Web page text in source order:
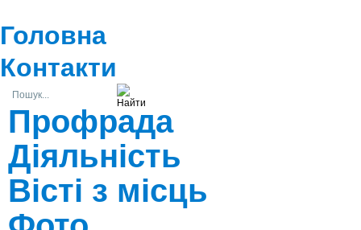
Головна
Контакти
Профрада
Діяльність
Вісті з місць